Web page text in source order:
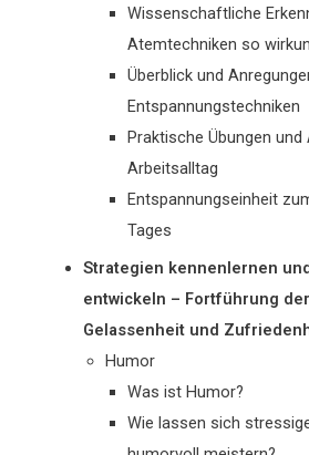
Wissenschaftliche
Atemtechniken so
Überblick und
Entspannungstechniken
Praktische Übungen
Arbeitsalltag
Entspannungseinheit
Tages
Strategien kennenlernen
entwickeln – Fortführung
Gelassenheit und
Humor
Was ist Humor?
Wie lassen sich